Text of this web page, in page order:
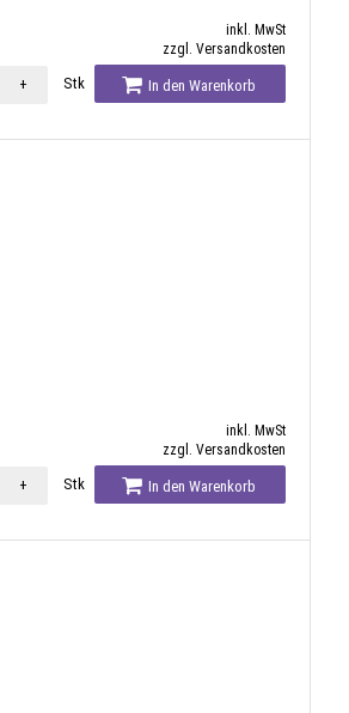
inkl. MwSt
zzgl. Versandkosten
+ Stk In den Warenkorb
inkl. MwSt
zzgl. Versandkosten
+ Stk In den Warenkorb